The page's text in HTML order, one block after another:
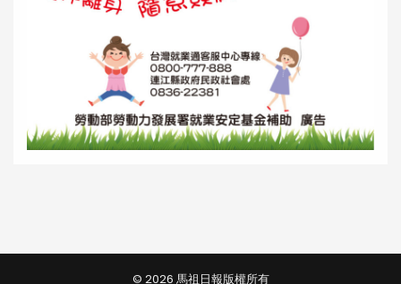
© 2026 馬祖日報版權所有